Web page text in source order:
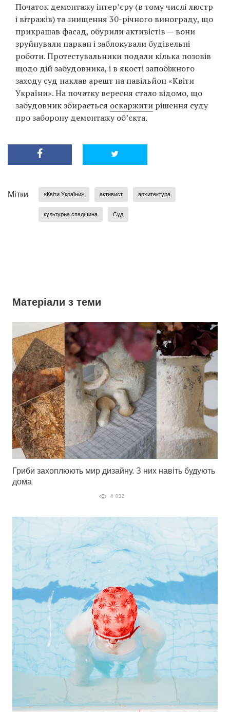
Початок демонтажу інтер’єру (в тому числі люстр
і вітражів) та знищення 30-річного винограду, що
прикрашав фасад, обурили активістів — вони
зруйнували паркан і заблокували будівельні
роботи. Протестувальники подали кілька позовів
щодо дій забудовника, і в якості запобіжного
заходу суд наклав арешт на павільйон «Квіти
України». На початку вересня стало відомо, що
забудовник збирається оскаржити рішення суду
про заборону демонтажу об’єкта.
Мітки «Квіти України» активист архитектура
культурна спадщина Суд
Матеріали з теми
Гриби захоплюють мир дизайну. З них навіть будують
дома
4 032